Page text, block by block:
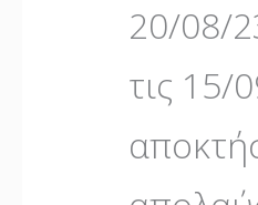
20/08/
τις 15/